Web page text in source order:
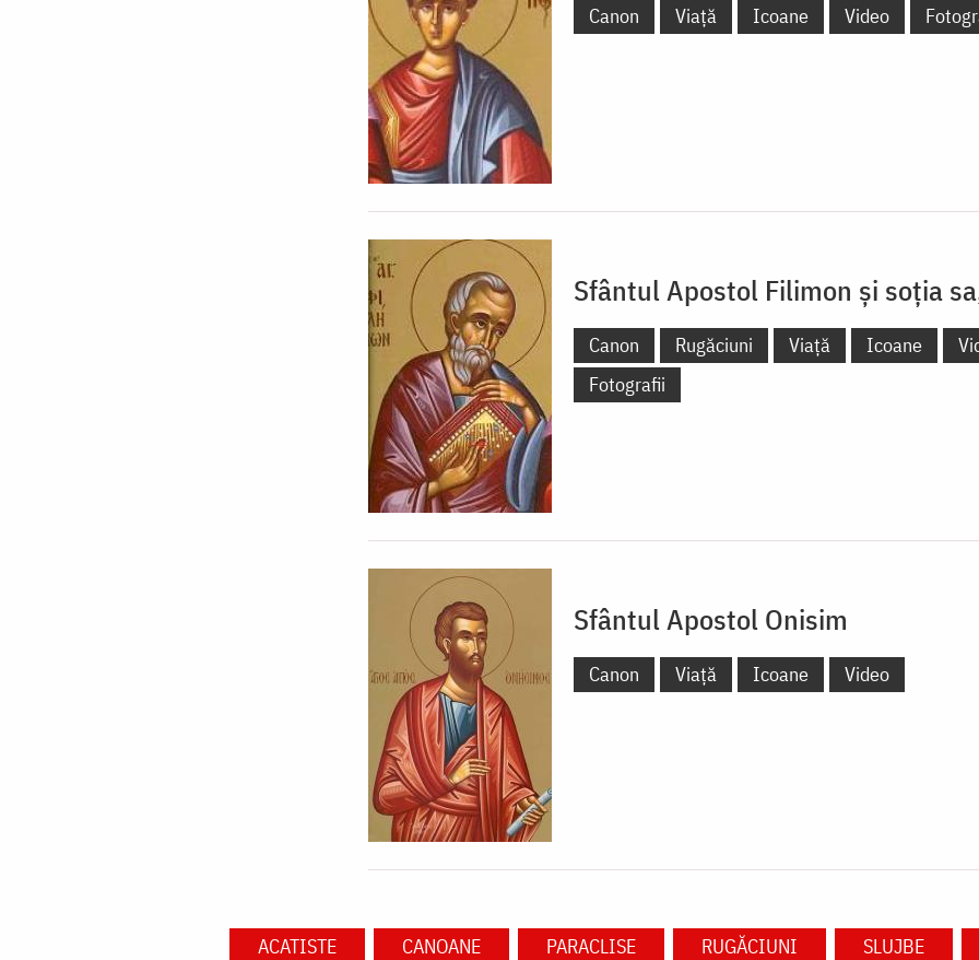
Canon Viață Icoane Video
Sfântul Apostol Filimon și soția
Canon Rugăciuni Viață Icoane
Fotografii
Sfântul Apostol Onisim
Canon Viață Icoane Video
ACATISTE CANOANE PARACLISE RUGĂCIUNI SLUJBE